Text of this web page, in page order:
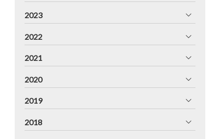
2023
2022
2021
2020
2019
2018